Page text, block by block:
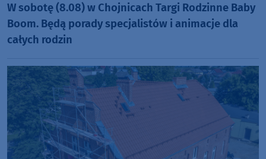
W sobotę (8.08) w Chojnicach Targi Rodzinne Baby
Boom. Będą porady specjalistów i animacje dla
całych rodzin